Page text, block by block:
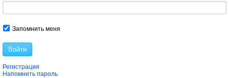
Запомнить меня
Войти
Регистрация
Напомнить пароль